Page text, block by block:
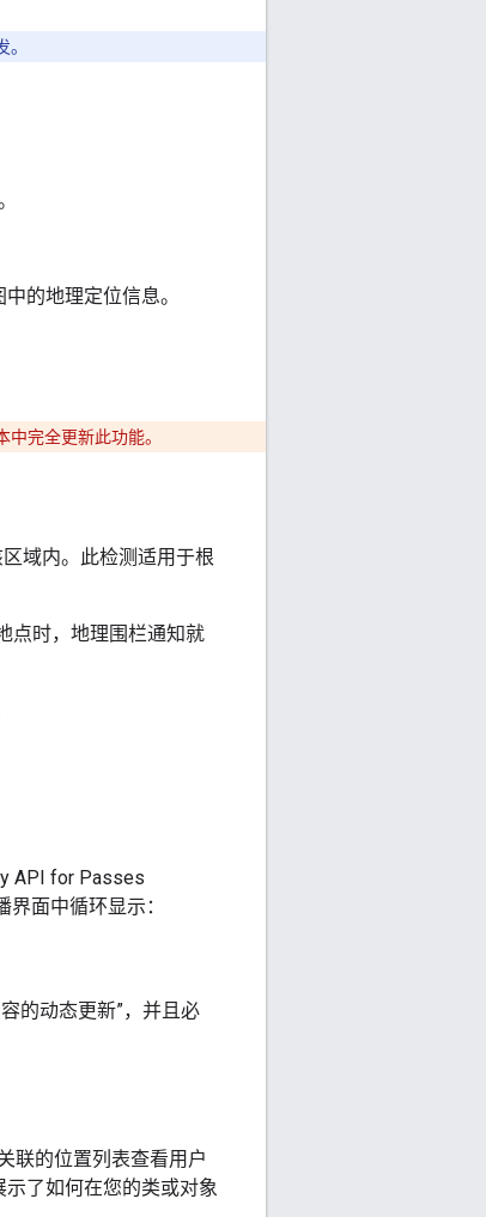
的地理定位信息。
完全更新此功能。
域内。此检测适用于根
点时，地理围栏通知就
API for Passes
面中循环显示：
的动态更新”，并且必
联的位置列表查看用户
了如何在您的类或对象